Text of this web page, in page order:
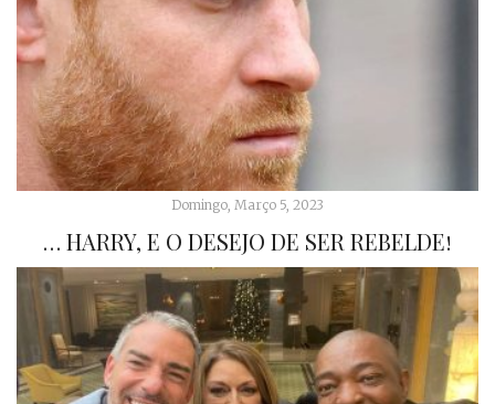
Domingo, Março 5, 2023
… HARRY, E O DESEJO DE SER REBELDE!